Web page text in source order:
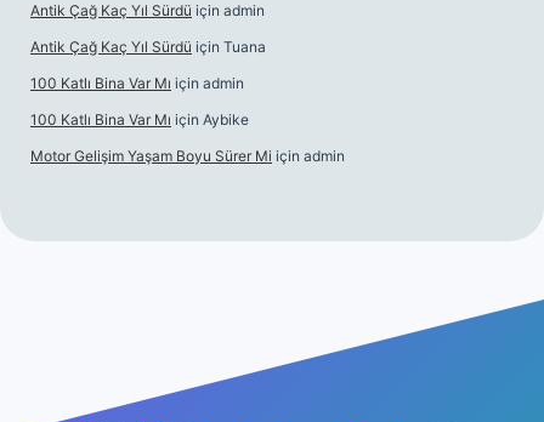
Antik Çağ Kaç Yıl Sürdü için admin
Antik Çağ Kaç Yıl Sürdü için Tuana
100 Katlı Bina Var Mı için admin
100 Katlı Bina Var Mı için Aybike
Motor Gelişim Yaşam Boyu Sürer Mi için admin